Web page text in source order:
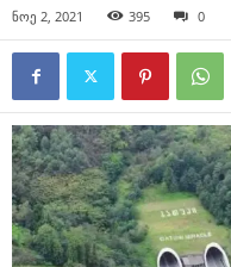
ნოე 2, 2021 395 0